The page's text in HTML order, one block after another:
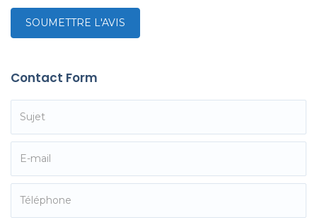
Contact Form